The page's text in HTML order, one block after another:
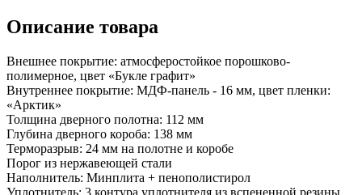
Описание товара
Внешнее покрытие: атмосферостойкое порошково-
полимерное, цвет «Букле графит»
Внутреннее покрытие: МДФ-панель - 16 мм, цвет пленки:
«Арктик»
Толщина дверного полотна: 112 мм
Глубина дверного короба: 138 мм
Терморазрыв: 24 мм на полотне и коробе
Порог из нержавеющей стали
Наполнитель: Минплита + пенополистирол
Уплотнитель: 3 контура уплотнителя из вспененной резины